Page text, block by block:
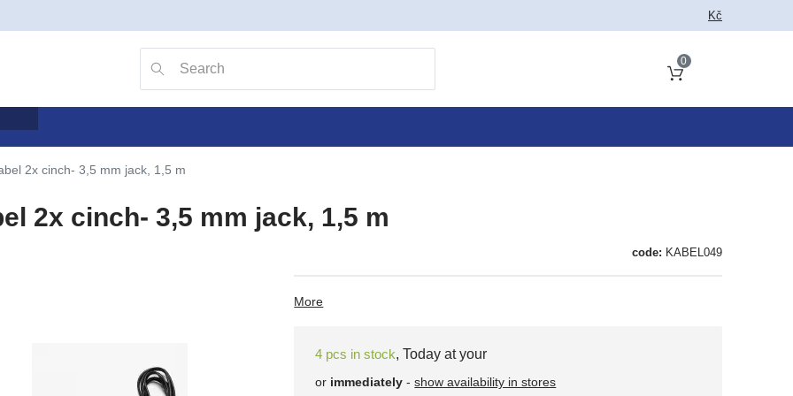
Kč
0
2x cinch- 3,5 mm jack, 1,5 m
2x cinch- 3,5 mm jack, 1,5 m
code: KABEL049
More
4 pcs in stock,Today at your
or immediately -show availability in stores